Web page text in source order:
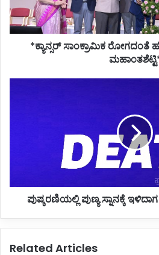
ಮಹಾಂತಶೆಟ್ಟಿ*
*ಕ್ಯಾನ್ಸರ್ ಸಾಂಕ್ರಾಮಿಕ ರೋಗದಂತೆ
ಪುಷ್ಕರಣಿಯಲ್ಲಿ ಪುಣ್ಯ ಸ್ನಾನಕ್ಕೆ
Related Articles